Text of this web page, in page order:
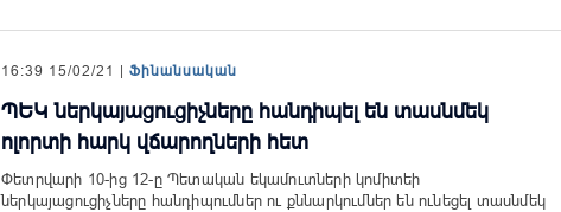
16:39 15/02/21 | Ֆինանսական
ՊԵԿ ներկայացուցիչները հանդիպել են տասնմեկ
ոլորտի հարկ վճարողների հետ
Փետրվարի 10-ից 12-ը Պետական եկամուտների կոմիտեի
ներկայացուցիչները հանդիպումներ ու քննարկումներ են ունեցել տասնմեկ